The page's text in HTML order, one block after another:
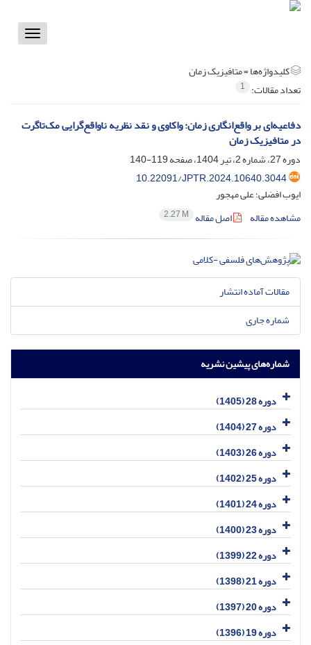
Toggle
کلیدواژه‌ها =متافیزیک زمان
تعداد مقالات: 1
دفاعیه‌ای بر واقع‌انگاری زمان: واکاوی و نقد نظریه ناواقع‌گرایی مک‌تاگرت
در متافیزیک زمان
دوره 27، شماره 2، تیر 1404، صفحه
119-140
10.22091/JPTR.2024.10640.3044
ایوب افضلی؛ علی مهجور
مشاهده مقاله
اصل مقاله 2.27 M
مقالات آماده انتشار
شماره جاری
شماره‌های پیشین نشریه
دوره 28 (1405)
دوره 27 (1404)
دوره 26 (1403)
دوره 25 (1402)
دوره 24 (1401)
دوره 23 (1400)
دوره 22 (1399)
دوره 21 (1398)
دوره 20 (1397)
دوره 19 (1396)